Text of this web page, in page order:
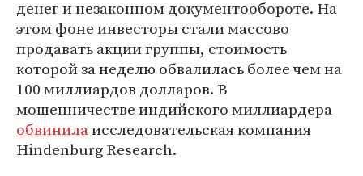
денег и незаконном документообороте. На
этом фоне инвесторы стали массово
продавать акции группы, стоимость
которой за неделю обвалилась более чем на
100 миллиардов долларов. В
мошенничестве индийского миллиардера
обвинилаисследовательская компания
Hindenburg Research.